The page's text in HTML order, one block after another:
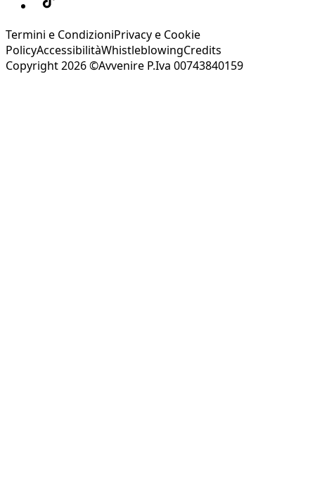
Termini e CondizioniPrivacy e Cookie
PolicyAccessibilitàWhistleblowingCredits
Copyright 2026 ©Avvenire P.Iva 00743840159